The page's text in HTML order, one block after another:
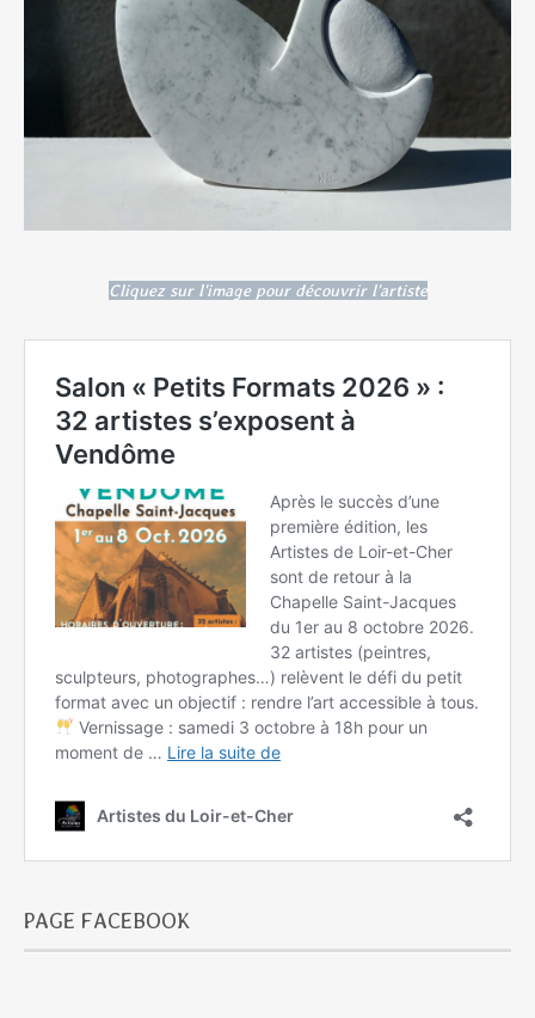
Cliquez sur l'image pour découvrir l'artiste
PAGE FACEBOOK